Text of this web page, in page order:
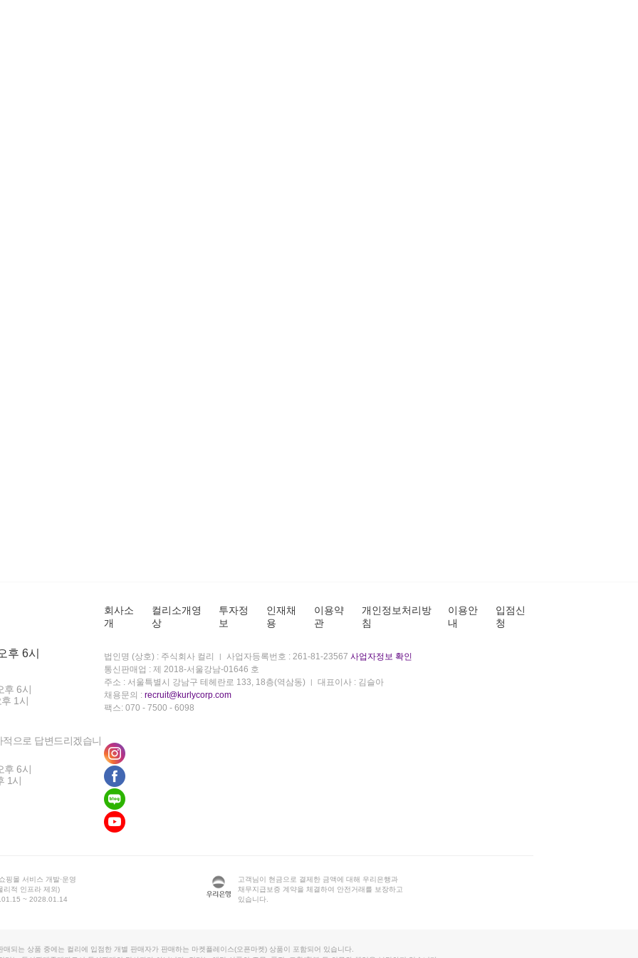
후 6시
후 6시
1시
으로 답변드리겠습니
후 6시
1시
회사소
개
컬리소개영
상
투자정
보
인재채
용
이용약
관
개인정보처리방
침
이용안
내
입점신
청
법인명 (상호) : 주식회사 컬리 사업자등록번호 : 261-81-23567 사업자정보 확인
통신판매업 : 제 2018-서울강남-01646 호
주소 : 서울특별시 강남구 테헤란로 133, 18층(역삼동)
대표이사 : 김슬아
채용문의 : recruit@kurlycorp.com
팩스: 070 - 7500 - 6098
핑몰 서비스 개발·운영
리적 인프라 제외)
~ 2028.01.14
고객님이 현금으로 결제한 금액에 대해 우리은행과
채무지급보증 계약을 체결하여 안전거래를 보장하고
있습니다.
매되는 상품 중에는 컬리에 입점한 개별 판매자가 판매하는 마켓플레이스(오픈마켓) 상품이 포함되어 있습니다.